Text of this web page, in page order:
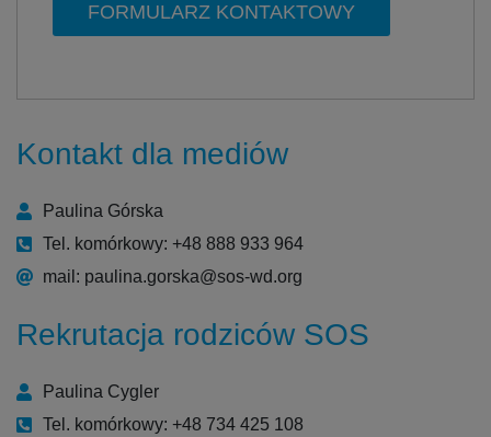
FORMULARZ KONTAKTOWY
Kontakt dla mediów
Paulina Górska
Tel. komórkowy: +48 888 933 964
mail: paulina.gorska@sos-wd.org
Rekrutacja rodziców SOS
Paulina Cygler
Tel. komórkowy: +48 734 425 108